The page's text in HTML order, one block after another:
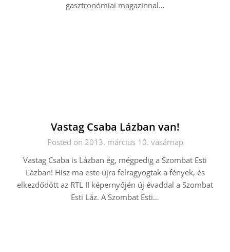
gasztronómiai magazinnal…
Vastag Csaba Lázban van!
Posted on 2013. március 10. vasárnap
Vastag Csaba is Lázban ég, mégpedig a Szombat Esti
Lázban! Hisz ma este újra felragyogtak a fények, és
elkezdődött az RTL II képernyőjén új évaddal a Szombat
Esti Láz. A Szombat Esti…